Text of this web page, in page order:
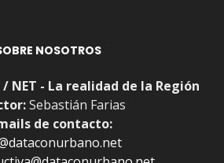
NOSOTROS
NET - La realidad de la Región
Sebastián Farias
de contacto: